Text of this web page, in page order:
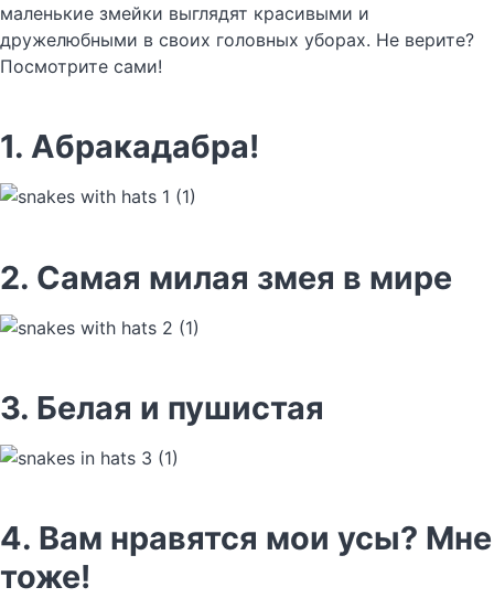
маленькие змейки выглядят красивыми и
дружелюбными в своих головных уборах. Не верите?
Посмотрите сами!
1. Абракадабра!
2. Самая милая змея в мире
3. Белая и пушистая
4. Вам нравятся мои усы? Мне
тоже!